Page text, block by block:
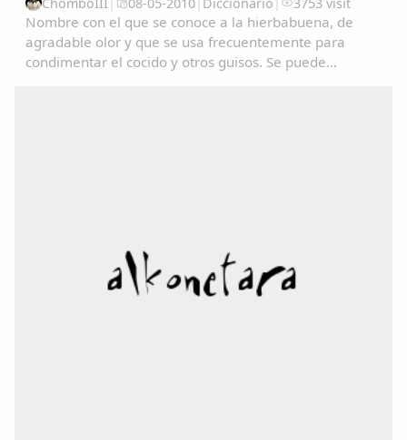
Nombre con el que se conoce a la hierbabuena, de
agradable olor y que se usa frecuentemente para
condimentar el cocido y otros guisos. Se puede